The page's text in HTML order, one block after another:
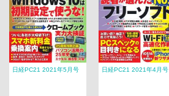
日経PC21 2021年5月号 日経PC21 2021年4月号